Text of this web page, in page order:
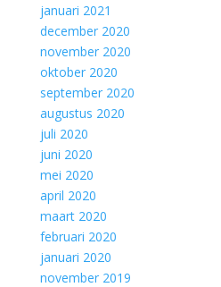
januari 2021
december 2020
november 2020
oktober 2020
september 2020
augustus 2020
juli 2020
juni 2020
mei 2020
april 2020
maart 2020
februari 2020
januari 2020
november 2019